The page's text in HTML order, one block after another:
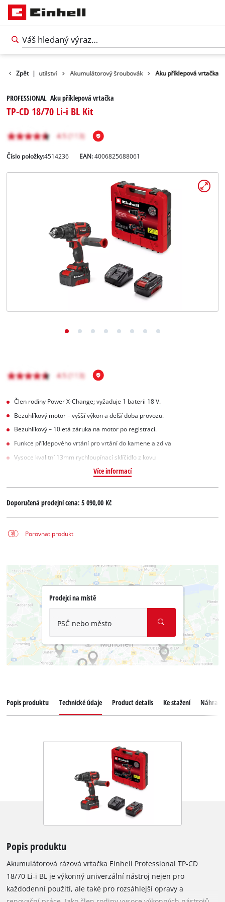
čeština
Zpět |
Domácí kutilství Akumulátorový šroubovák Aku příklepová vrtačka
PROFESSIONAL Aku příklepová vrtačka
TP-CD 18/70 Li-i BL Kit
Číslo položky:4514236 EAN:4006825688061
Člen rodiny Power X‑Change; vyžaduje 1 baterii 18 V.
Bezuhlíkový motor – vyšší výkon a delší doba provozu.
Bezuhlíkový – 10letá záruka na motor po registraci.
Funkce příklepového vrtání pro vrtání do kamene a zdiva
Vysoce kvalitní 13mm rychloupínací sklíčidlo z kovu
Více informací
Doporučená prodejní cena:5 090,00 Kč
Porovnat produkt
Prodejci na místě
PSČ nebo město
Popis produktu Technické údaje Product details Ke stažení
Popis produktu
Akumulátorová rázová vrtačka Einhell Professional TP-CD
18/70 Li-i BL je výkonný univerzální nástroj nejen pro
každodenní použití, ale také pro rozsáhlejší opravy a